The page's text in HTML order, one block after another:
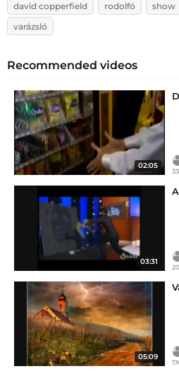
david copperfield
rodolfó show
varázsló
Recommended videos
02:05
03:31
05:09